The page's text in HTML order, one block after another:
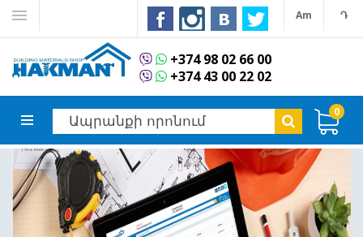
Am Դ
+374 98 02 66 00
+374 43 00 22 02
0